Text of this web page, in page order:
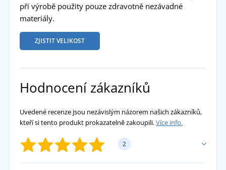
při výrobě použity pouze zdravotně nezávadné
materiály.
ZJISTIT VELIKOST
Hodnocení zákazníků
Uvedené recenze jsou nezávislým názorem našich zákazníků,
kteří si tento produkt prokazatelně zakoupili.Více info.
2